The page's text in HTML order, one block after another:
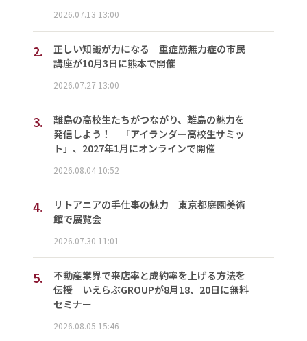
2026.07.13 13:00
2.
正しい知識が力になる 重症筋無力症の市民
講座が10月3日に熊本で開催
2026.07.27 13:00
3.
離島の高校生たちがつながり、離島の魅力を
発信しよう！ 「アイランダー高校生サミッ
ト」、2027年1月にオンラインで開催
2026.08.04 10:52
4.
リトアニアの手仕事の魅力 東京都庭園美術
館で展覧会
2026.07.30 11:01
5.
不動産業界で来店率と成約率を上げる方法を
伝授 いえらぶGROUPが8月18、20日に無料
セミナー
2026.08.05 15:46